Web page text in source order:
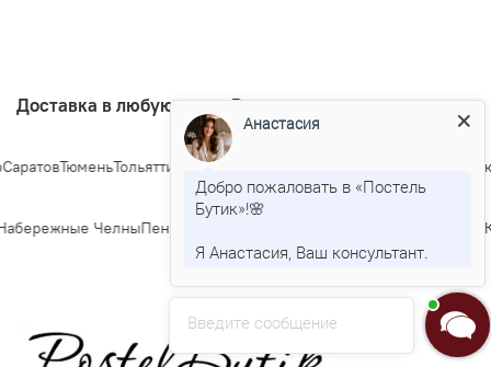
Доставка в любую точку Росии
ТюменьТольяттиИжевскБарнаул
ЧелныПенза
Введите сообщение
Анастасия
Добро пожаловать в «Постель
Бутик»!🌸
Я Анастасия, Ваш консультант.